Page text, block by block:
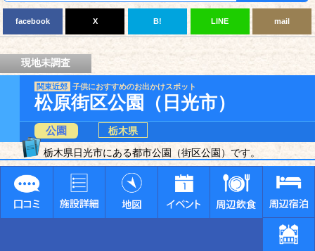
facebook X B! LINE mail
現地未調査
関東近郊 子供におすすめのお出かけスポット
松原街区公園（日光市）
公園
栃木県
栃木県日光市にある都市公園（街区公園）です。